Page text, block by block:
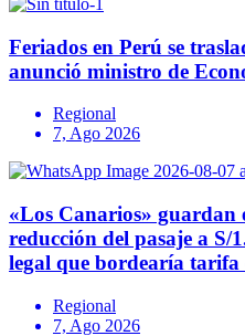
Feriados en Perú se
anunció ministro de
Regional
7, Ago 2026
«Los Canarios» guardan
reducción del pasaje a S/
legal que bordearía tarifa
Regional
7, Ago 2026